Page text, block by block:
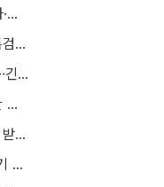
폭염에 계곡 방문객 1만명대…불법주차·쓰레기는 골치
'양평고속도로 백지화' 원희룡, 오늘 특검 2차 피의자 조사
고양시·LH, 실무TF·정례회의 등 합의…긴밀한 협력체계 구축
이형일 재경차관 "실거주 1주택 최대한 보호…공급대책 곧 발표"
경찰, 초과근무 기록 허위로 꾸며 수당 받은 현직 경찰관 2명 대기발령 조치
남양주 본점 시대 연 경기신보…민선9기 맞춰 '4S 혁신' 시동